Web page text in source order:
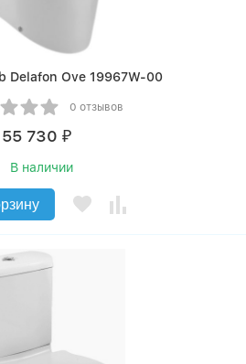
Delafon Ove 19967W-00
0 отзывов
55 730 ₽
В наличии